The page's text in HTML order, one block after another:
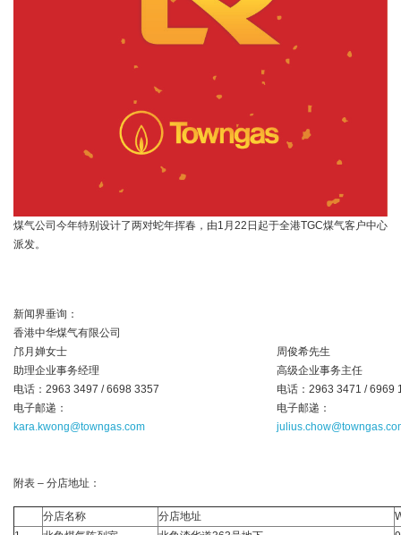
煤气公司今年特别设计了两对蛇年挥春，由1月22日起于全港TGC煤气客户中心
派发。
新闻界垂询：
香港中华煤气有限公司
邝月婵女士
周俊希先生
助理企业事务经理
高级企业事务主任
电话：2963 3497 / 6698 3357
电话：2963 3471 / 6969
电子邮递：
kara.kwong@towngas.com
电子邮递：
附表 – 分店地址：
分店名称 分店地址